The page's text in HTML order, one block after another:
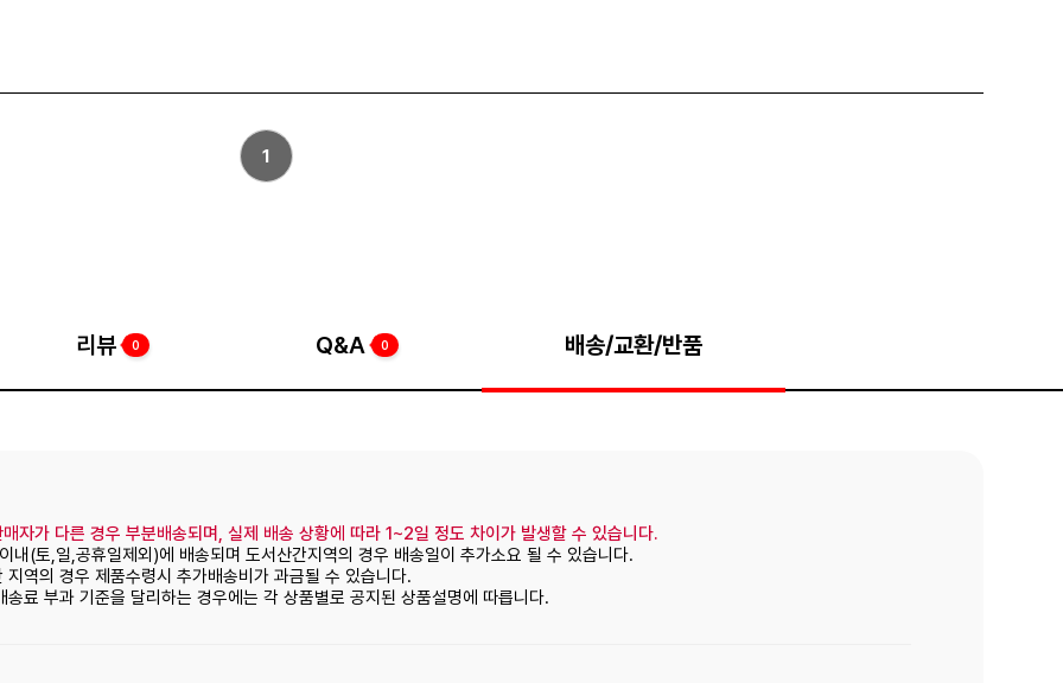
1
리뷰 0 Q&A 0 배송/교환/반품
자가 다른 경우 부분배송되며, 실제 배송 상황에 따라 1~2일 정도 차이가 발생할 수 있습니다.
내(토,일,공휴일제외)에 배송되며 도서산간지역의 경우 배송일이 추가소요 될 수 있습니다.
역의 경우 제품수령시 추가배송비가 과금될 수 있습니다.
료 부과 기준을 달리하는 경우에는 각 상품별로 공지된 상품설명에 따릅니다.